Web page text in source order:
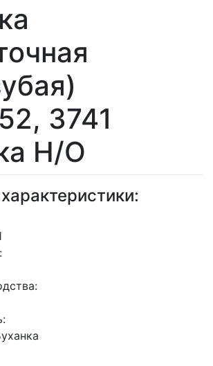
3741
Н/О